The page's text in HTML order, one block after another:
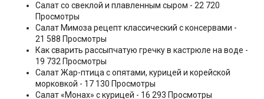
Салат со свеклой и плавленным сыром - 22 720
Просмотры
Салат Мимоза рецепт классический с консервами -
21 588 Просмотры
Как сварить рассыпчатую гречку в кастрюле на воде -
19 732 Просмотры
Салат Жар-птица с опятами, курицей и корейской
морковкой - 17 130 Просмотры
Салат «Монах» с курицей - 16 293 Просмотры